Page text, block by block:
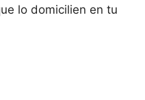
lo domicilien en tu